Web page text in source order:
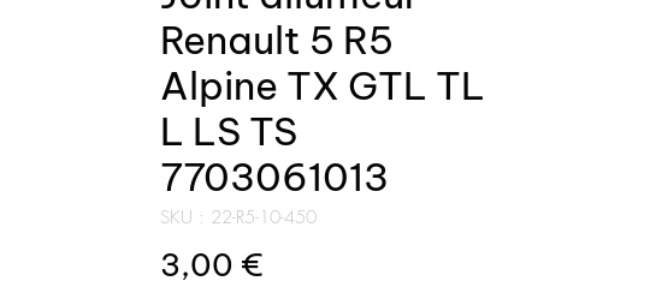
Renault 5 R5
Alpine TX GTL TL
L LS TS
7703061013
SKU : 22-R5-10-450
3,00 €